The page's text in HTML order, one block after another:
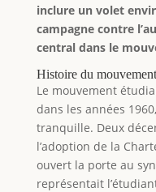
inclure un volet
campagne contre
central dans le
Histoire du
Le mouvement
dans les années
tranquille. Deux
l’adoption de la
ouvert la porte au
représentait